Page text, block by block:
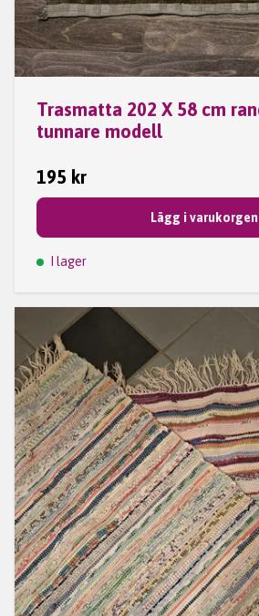
Trasmatta 202 X 58 cm
tunnare modell
195 kr
Lägg i varukorgen
I lager